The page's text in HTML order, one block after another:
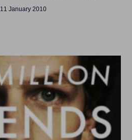
11 January 2010